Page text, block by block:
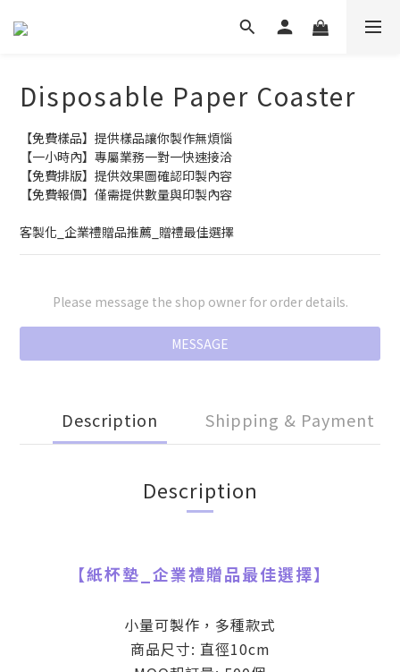
Disposable Paper Coaster
【免費樣品】提供樣品讓你製作無煩惱
【一小時內】專屬業務一對一快速接洽
【免費排版】提供效果圖確認印製內容
【免費報價】僅需提供數量與印製內容
客製化_企業禮贈品推薦_贈禮最佳選擇
Please message the shop owner for order details.
MESSAGE
Description Shipping & Payment
Description
【紙杯墊 企業禮贈品最佳選擇】
小量可製作，多種款式
商品尺寸: 直徑10cm